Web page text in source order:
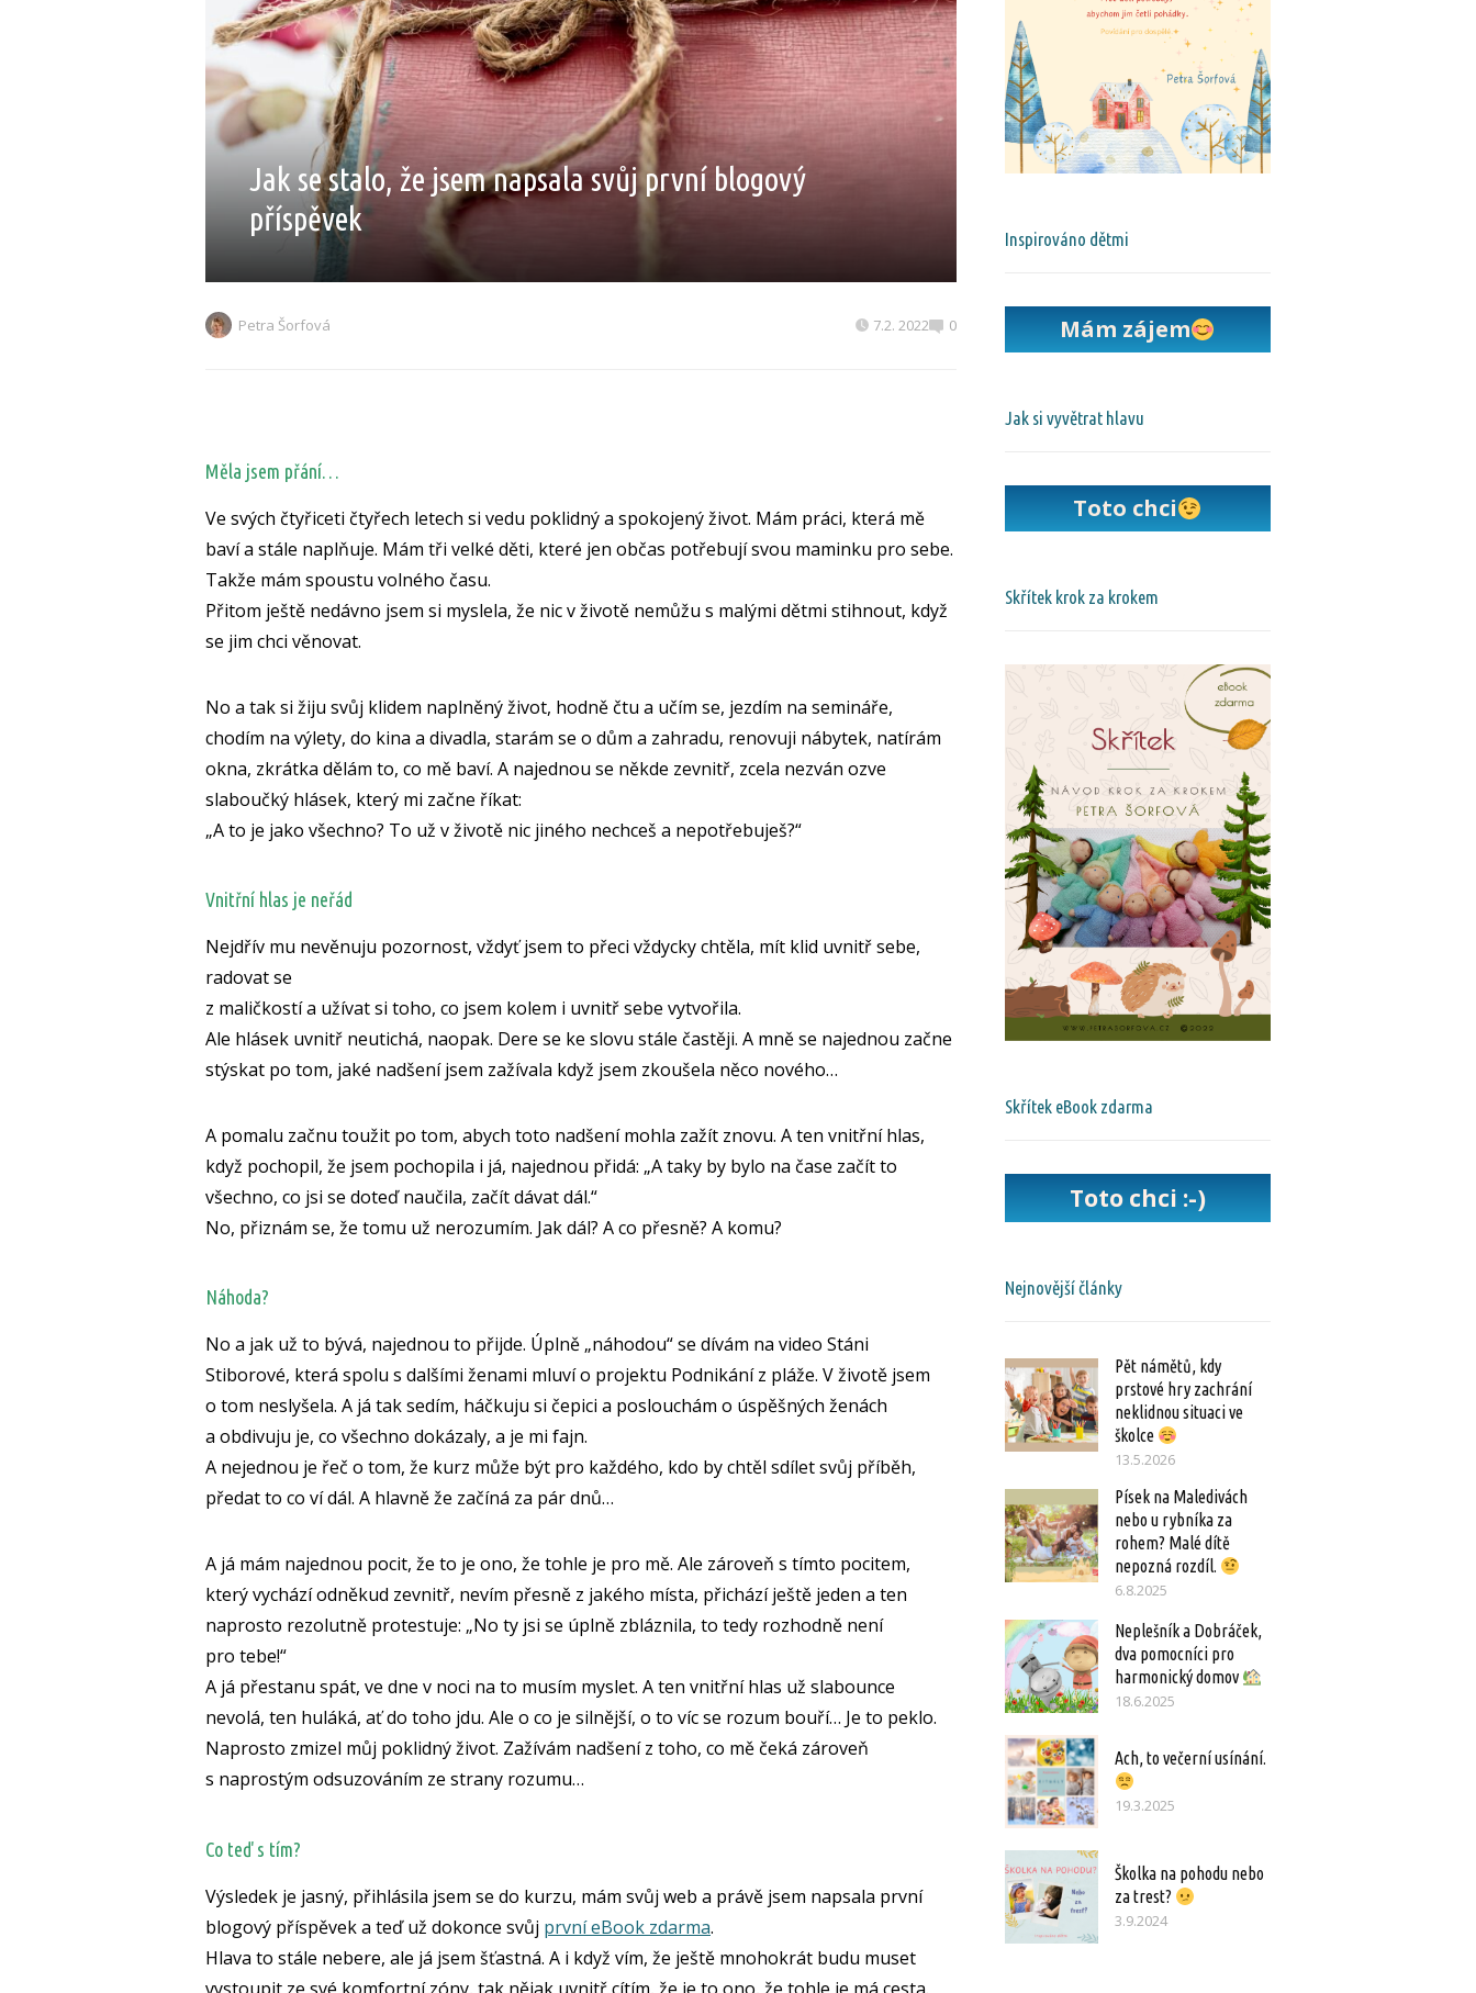
Jak se stalo, že jsem napsala svůj první blogový
příspěvek
Petra Šorfová 7.2. 2022 0
Měla jsem přání…
Ve svých čtyřiceti čtyřech letech si vedu poklidný a spokojený život. Mám práci, která mě
baví a stále naplňuje. Mám tři velké děti, které jen občas potřebují svou maminku pro sebe.
Takže mám spoustu volného času.
Přitom ještě nedávno jsem si myslela, že nic v životě nemůžu s malými dětmi stihnout, když
se jim chci věnovat.
No a tak si žiju svůj klidem naplněný život, hodně čtu a učím se, jezdím na semináře,
chodím na výlety, do kina a divadla, starám se o dům a zahradu, renovuji nábytek, natírám
okna, zkrátka dělám to, co mě baví. A najednou se někde zevnitř, zcela nezván ozve
slaboučký hlásek, který mi začne říkat:
„A to je jako všechno? To už v životě nic jiného nechceš a nepotřebuješ?“
Vnitřní hlas je neřád
Nejdřív mu nevěnuju pozornost, vždyť jsem to přeci vždycky chtěla, mít klid uvnitř sebe,
radovat se
z maličkostí a užívat si toho, co jsem kolem i uvnitř sebe vytvořila.
Ale hlásek uvnitř neutichá, naopak. Dere se ke slovu stále častěji. A mně se najednou začne
stýskat po tom, jaké nadšení jsem zažívala když jsem zkoušela něco nového…
A pomalu začnu toužit po tom, abych toto nadšení mohla zažít znovu. A ten vnitřní hlas,
když pochopil, že jsem pochopila i já, najednou přidá: „A taky by bylo na čase začít to
všechno, co jsi se doteď naučila, začít dávat dál.“
No, přiznám se, že tomu už nerozumím. Jak dál? A co přesně? A komu?
Náhoda?
No a jak už to bývá, najednou to přijde. Úplně „náhodou“ se dívám na video Stáni
Stiborové, která spolu s dalšími ženami mluví o projektu Podnikání z pláže. V životě jsem
o tom neslyšela. A já tak sedím, háčkuju si čepici a poslouchám o úspěšných ženách
a obdivuju je, co všechno dokázaly, a je mi fajn.
A nejednou je řeč o tom, že kurz může být pro každého, kdo by chtěl sdílet svůj příběh,
předat to co ví dál. A hlavně že začíná za pár dnů…
A já mám najednou pocit, že to je ono, že tohle je pro mě. Ale zároveň s tímto pocitem,
který vychází odněkud zevnitř, nevím přesně z jakého místa, přichází ještě jeden a ten
naprosto rezolutně protestuje: „No ty jsi se úplně zbláznila, to tedy rozhodně není
pro tebe!“
A já přestanu spát, ve dne v noci na to musím myslet. A ten vnitřní hlas už slabounce
nevolá, ten huláká, ať do toho jdu. Ale o co je silnější, o to víc se rozum bouří… Je to peklo.
Naprosto zmizel můj poklidný život. Zažívám nadšení z toho, co mě čeká zároveň
s naprostým odsuzováním ze strany rozumu…
Co teď s tím?
Výsledek je jasný, přihlásila jsem se do kurzu, mám svůj web a právě jsem napsala první
blogový příspěvek a teď už dokonce svůj první eBook zdarma.
Hlava to stále nebere, ale já jsem šťastná. A i když vím, že ještě mnohokrát budu muset
Inspirováno dětmi
Mám zájem
Jak si vyvětrat hlavu
Toto chci
Skřítek krok za krokem
Skřítek eBook zdarma
Toto chci :-)
Nejnovější články
Pět námětů, kdy
prstové hry zachrání
neklidnou situaci ve
školce
13.5.2026
Písek na Maledivách
nebo u rybníka za
rohem? Malé dítě
nepozná rozdíl.
6.8.2025
Neplešník a Dobráček,
dva pomocníci pro
harmonický domov
18.6.2025
Ach, to večerní usínání.
19.3.2025
Školka na pohodu nebo
za trest?
3.9.2024